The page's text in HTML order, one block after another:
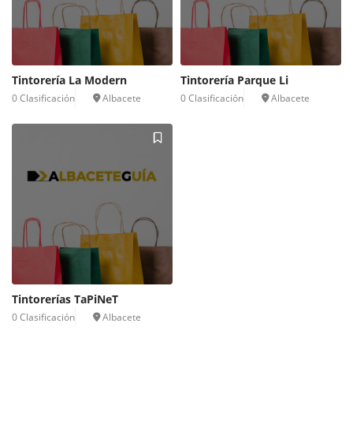
Tintorería La Modern
0 Clasificación Albacete
Tintorería Parque Li
0 Clasificación Albacete
Tintorerías TaPiNeT
0 Clasificación Albacete